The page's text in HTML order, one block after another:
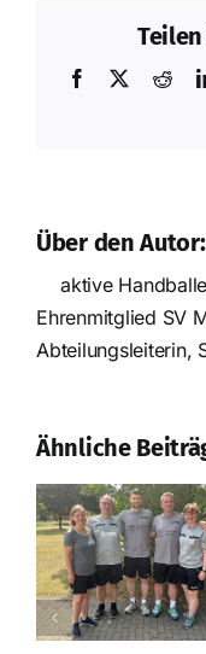
Facebook
Über den Autor:
aktive
Ehrenmitglied SV
Abteilungsleiterin,
Ähnliche
in